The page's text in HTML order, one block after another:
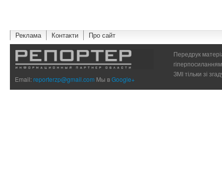
Реклама Контакти Про сайт
Email:reporterzp@gmail.com Мы вGoogle+
Передрук
ЗМІ тільки зі